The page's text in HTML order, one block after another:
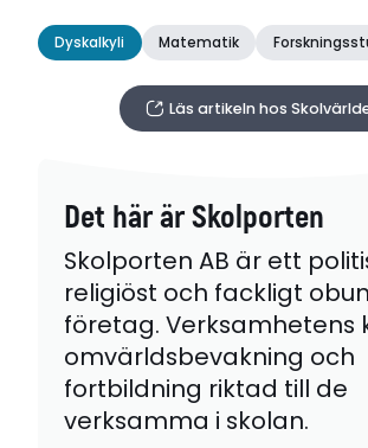
Dyskalkyli Matematik
Läs artikeln hos
Det här är Skolporten
Skolporten AB är ett
religiöst och fackligt
företag. Verksamhetens
omvärldsbevakning och
fortbildning riktad till de
verksamma i skolan.